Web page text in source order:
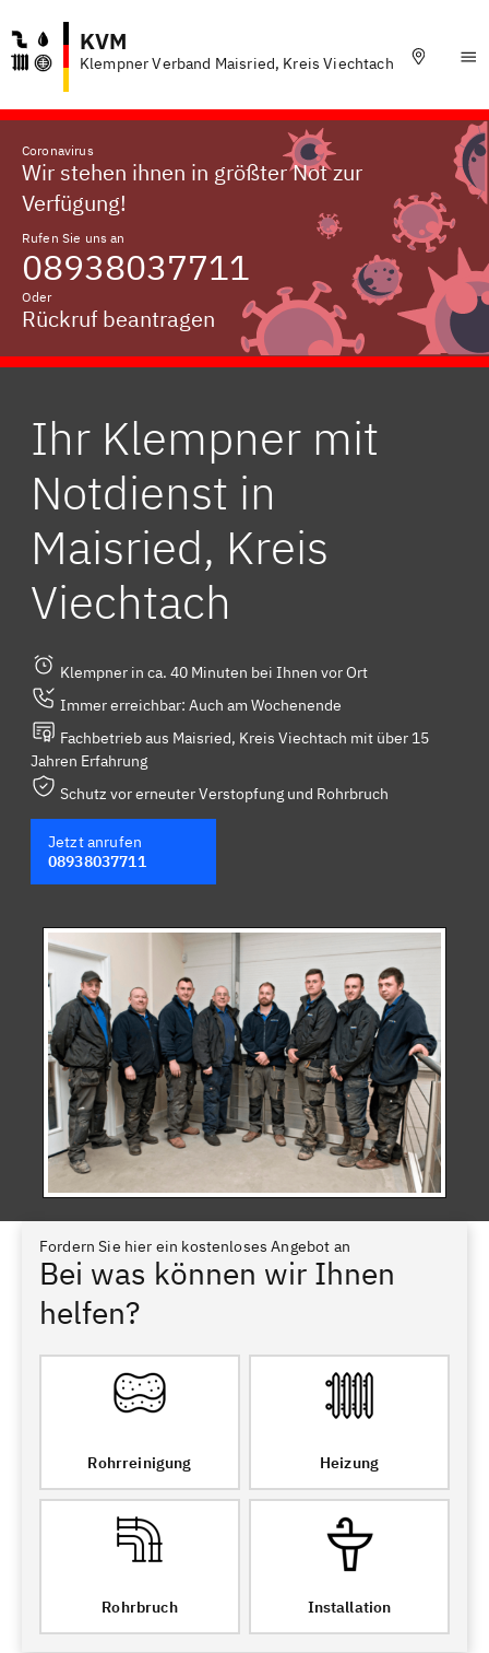
KVM
Klempner Verband Maisried, Kreis Viechtach
Coronavirus
Wir stehen ihnen in größter Not zur
Verfügung!
Rufen Sie uns an
08938037711
Oder
Rückruf beantragen
Ihr Klempner mit
Notdienst in
Maisried, Kreis
Viechtach
Klempner in ca. 40 Minuten bei Ihnen vor Ort
Immer erreichbar: Auch am Wochenende
Fachbetrieb aus Maisried, Kreis Viechtach mit über 15
Jahren Erfahrung
Schutz vor erneuter Verstopfung und Rohrbruch
Jetzt anrufen
08938037711
Fordern Sie hier ein kostenloses Angebot an
Bei was können wir Ihnen
helfen?
Rohrreinigung Heizung
Rohrbruch Installation